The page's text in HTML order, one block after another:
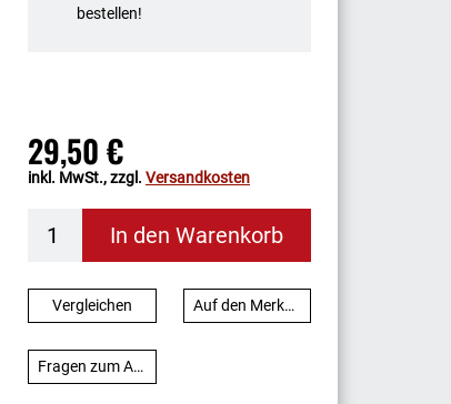
bestellen!
29,50 €
inkl. MwSt., zzgl. Versandkosten
In den Warenkorb
Vergleichen Auf den Merkzettel
Fragen zum Artikel